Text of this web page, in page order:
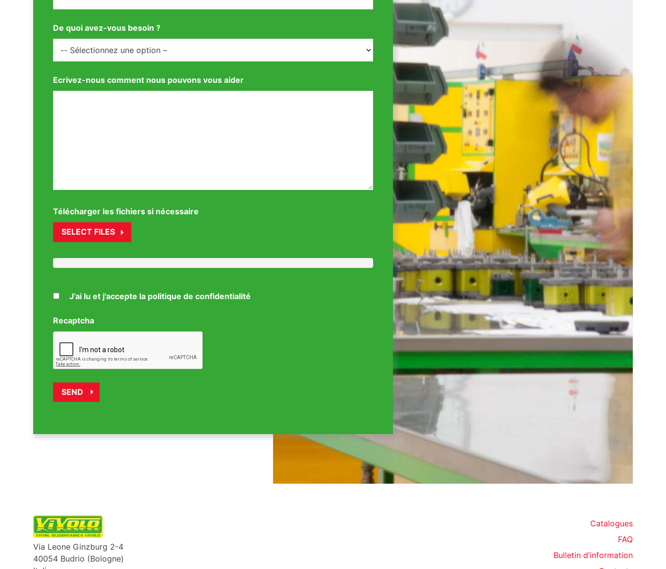
De quoi avez-vous besoin ?
Ecrivez-nous comment nous pouvons vous aider
Télécharger les fichiers si nécessaire
SELECT FILES
J’ai lu et j'accepte la politique de confidentialité
Recaptcha
Via Leone Ginzburg 2-4
40054 Budrio (Bologne)
Catalogues
FAQ
Bulletin d’information